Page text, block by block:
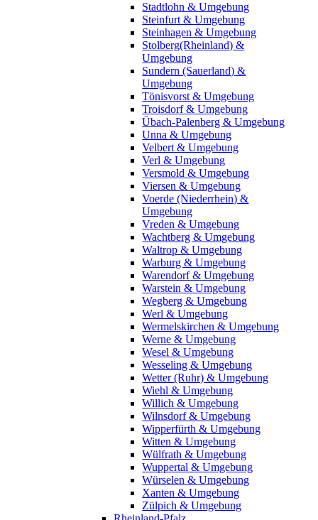
Stadtlohn & Umgebung
Steinfurt & Umgebung
Steinhagen & Umgebung
Stolberg(Rheinland) &
Umgebung
Sundern (Sauerland) &
Umgebung
Tönisvorst & Umgebung
Troisdorf & Umgebung
Übach-Palenberg & Umgebung
Unna & Umgebung
Velbert & Umgebung
Verl & Umgebung
Versmold & Umgebung
Viersen & Umgebung
Voerde (Niederrhein) &
Umgebung
Vreden & Umgebung
Wachtberg & Umgebung
Waltrop & Umgebung
Warburg & Umgebung
Warendorf & Umgebung
Warstein & Umgebung
Wegberg & Umgebung
Werl & Umgebung
Wermelskirchen & Umgebung
Werne & Umgebung
Wesel & Umgebung
Wesseling & Umgebung
Wetter (Ruhr) & Umgebung
Wiehl & Umgebung
Willich & Umgebung
Wilnsdorf & Umgebung
Wipperfürth & Umgebung
Witten & Umgebung
Wülfrath & Umgebung
Wuppertal & Umgebung
Würselen & Umgebung
Xanten & Umgebung
Zülpich & Umgebung